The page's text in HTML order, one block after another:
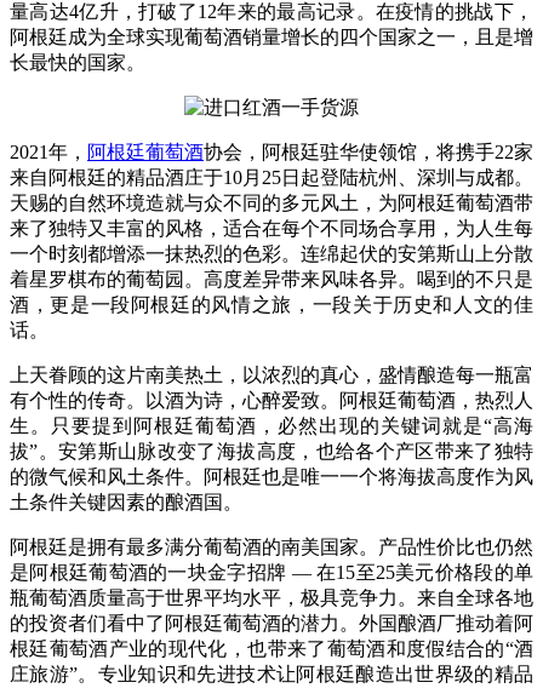
量高达4亿升，打破了12年来的最高记录。在疫情的挑战下，
阿根廷成为全球实现葡萄酒销量增长的四个国家之一，且是增
长最快的国家。
2021年， 阿根廷葡萄酒协会，阿根廷驻华使领馆，将携手22家
来自阿根廷的精品酒庄于10月25日起登陆杭州、深圳与成都。
天赐的自然环境造就与众不同的多元风土，为阿根廷葡萄酒带
来了独特又丰富的风格，适合在每个不同场合享用，为人生每
一个时刻都增添一抹热烈的色彩。连绵起伏的安第斯山上分散
着星罗棋布的葡萄园。高度差异带来风味各异。喝到的不只是
酒，更是一段阿根廷的风情之旅，一段关于历史和人文的佳
话。
上天眷顾的这片南美热土，以浓烈的真心，盛情酿造每一瓶富
有个性的传奇。以酒为诗，心醉爱致。阿根廷葡萄酒，热烈人
生。只要提到阿根廷葡萄酒，必然出现的关键词就是“高海
拔”。安第斯山脉改变了海拔高度，也给各个产区带来了独特
的微气候和风土条件。阿根廷也是唯一一个将海拔高度作为风
土条件关键因素的酿酒国。
阿根廷是拥有最多满分葡萄酒的南美国家。产品性价比也仍然
是阿根廷葡萄酒的一块金字招牌 — 在15至25美元价格段的单
瓶葡萄酒质量高于世界平均水平，极具竞争力。来自全球各地
的投资者们看中了阿根廷葡萄酒的潜力。外国酿酒厂推动着阿
根廷葡萄酒产业的现代化，也带来了葡萄酒和度假结合的“酒
庄旅游”。专业知识和先进技术让阿根廷酿造出世界级的精品